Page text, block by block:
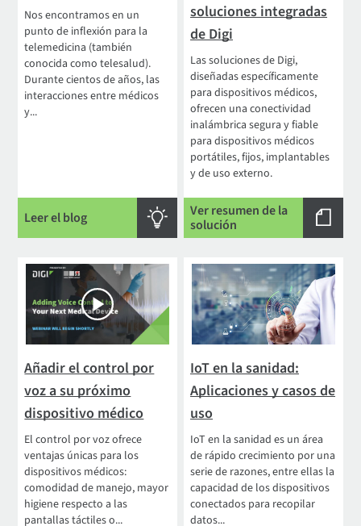
Nos encontramos en un
punto de inflexión para la
telemedicina (también
conocida como telesalud).
Durante cientos de años, las
interacciones entre médicos
y...
Leer el blog
soluciones integradas
de Digi
Las soluciones de Digi,
diseñadas específicamente
para dispositivos médicos,
ofrecen una conectividad
inalámbrica segura y fiable
para dispositivos médicos
portátiles, fijos, implantables
y de uso externo.
Ver resumen de la
solución
Añadir el control por
voz a su próximo
dispositivo médico
El control por voz ofrece
ventajas únicas para los
dispositivos médicos:
comodidad de manejo, mayor
higiene respecto a las
pantallas táctiles o...
IoT en la sanidad:
Aplicaciones y casos de
uso
IoT en la sanidad es un área
de rápido crecimiento por una
serie de razones, entre ellas la
capacidad de los dispositivos
conectados para recopilar
datos...